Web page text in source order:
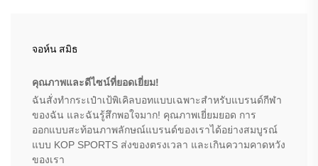
จอห์น สมิธ
คุณภาพและดีไซน์ที่ยอดเยี่ยม!
ฉันสั่งทำกระเป๋าเป้พิเคิลบอทแบบเฉพาะสำหรับแบรนด์กีฬา
ของฉัน และฉันรู้สึกพอใจมาก! คุณภาพเยี่ยมยอด การ
ออกแบบสะท้อนภาพลักษณ์แบรนด์ของเราได้อย่างสมบูรณ์
แบบ KOP SPORTS ส่งของตรงเวลา และเกินความคาดหวัง
ของเรา